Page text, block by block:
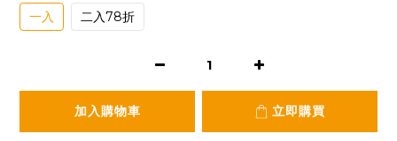
一入 二入78折
加入購物車 立即購買